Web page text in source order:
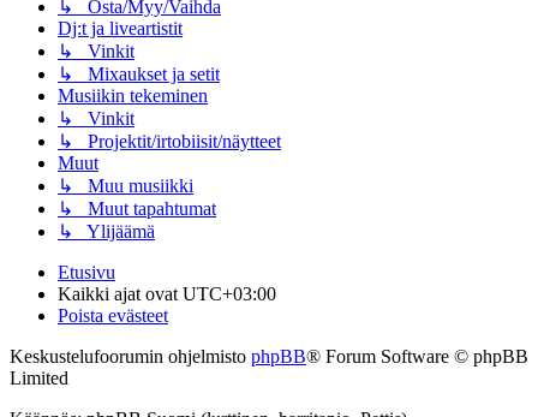
↳ Osta/Myy/Vaihda
Dj:t ja liveartistit
↳ Vinkit
↳ Mixaukset ja setit
Musiikin tekeminen
↳ Vinkit
↳ Projektit/irtobiisit/näytteet
Muut
↳ Muu musiikki
↳ Muut tapahtumat
↳ Ylijäämä
Etusivu
Kaikki ajat ovat UTC+03:00
Poista evästeet
Keskustelufoorumin ohjelmisto phpBB® Forum Software © phpBB
Limited